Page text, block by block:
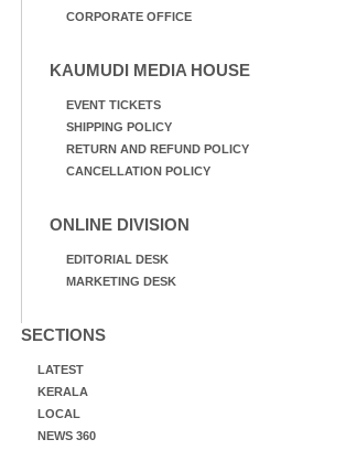
CORPORATE OFFICE
KAUMUDI MEDIA HOUSE
EVENT TICKETS
SHIPPING POLICY
RETURN AND REFUND POLICY
CANCELLATION POLICY
ONLINE DIVISION
EDITORIAL DESK
MARKETING DESK
SECTIONS
LATEST
KERALA
LOCAL
NEWS 360